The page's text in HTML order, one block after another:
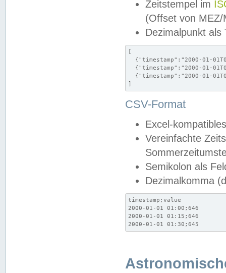
Zeitstempel im
(Offset von MEZ/
Dezimalpunkt als
[
{"timestamp":"2000-01-
{"timestamp":"2000-01-
{"timestamp":"2000-01-
]
CSV-Format
Excel-
Vereinfachte
Semikolon als
Dezimalkomma
timestamp;value
2000-01-01 01:00;646
2000-01-01 01:15;646
2000-01-01 01:30;645